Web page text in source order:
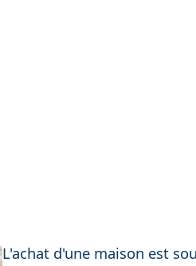
L'achat d'une maison est